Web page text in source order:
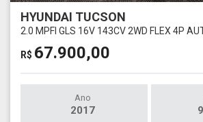
HYUNDAI TUCSON
2.0 MPFI GLS 16V 143CV 2WD FLEX 4P
R$ 67.900,00
Ano
2017